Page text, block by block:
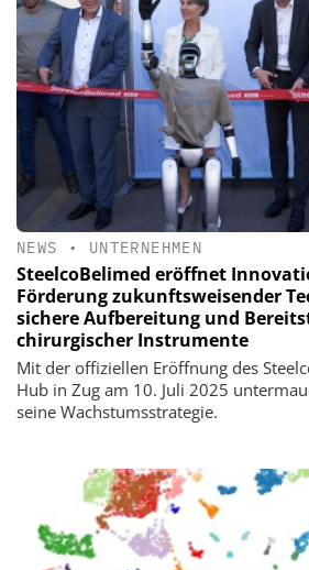
NEWS • UNTERNEHMEN
SteelcoBelimed eröffnet
Förderung zukunftsweisender
sichere Aufbereitung und
chirurgischer Instrumente
Mit der offiziellen Eröffnung des
Hub in Zug am 10. Juli 2025
seine Wachstumsstrategie.